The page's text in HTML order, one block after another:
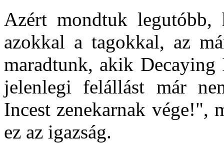
Azért mondtuk
azokkal a tagokkal, az
maradtunk, akik Decaying
jelenlegi felállást már
Incest zenekarnak vége!",
ez az igazság.